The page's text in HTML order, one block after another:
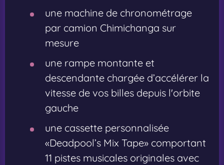
une machine de chronométrage
par camion Chimichanga sur
mesure
une rampe montante et
descendante chargée d’accélérer la
vitesse de vos billes depuis l'orbite
gauche
une cassette personnalisée
«Deadpool’s Mix Tape» comportant
11 pistes musicales originales avec